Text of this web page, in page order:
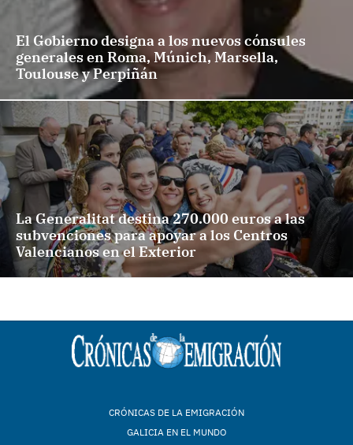
El Gobierno designa a los nuevos cónsules
generales en Roma, Múnich, Marsella,
Toulouse y Perpiñán
La Generalitat destina 270.000 euros a las
subvenciones para apoyar a los Centros
Valencianos en el Exterior
CRÓNICAS DE LA EMIGRACIÓN
GALICIA EN EL MUNDO